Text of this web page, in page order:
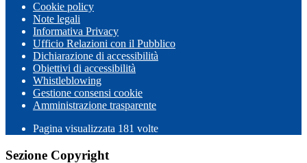
Cookie policy
Note legali
Informativa Privacy
Ufficio Relazioni con il Pubblico
Dichiarazione di accessibilità
Obiettivi di accessibilità
Whistleblowing
Gestione consensi cookie
Amministrazione trasparente
Pagina visualizzata 181 volte
Sezione Copyright